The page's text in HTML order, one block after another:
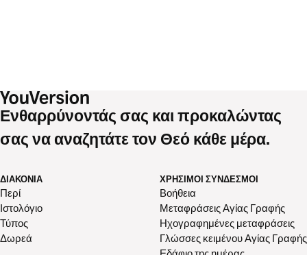
Ενθαρρύνοντάς σας και προκαλώντας
σας να αναζητάτε τον Θεό κάθε μέρα.
ΔΙΑΚΟΝΊΑ
Περί
Ιστολόγιο
Τύπος
Δωρεά
ΧΡΉΣΙΜΟΙ ΣΎΝΔΕΣΜΟΙ
Βοήθεια
Μεταφράσεις Αγίας Γραφής
Ηχογραφημένες μεταφράσεις
Γλώσσες κειμένου Αγίας Γραφής